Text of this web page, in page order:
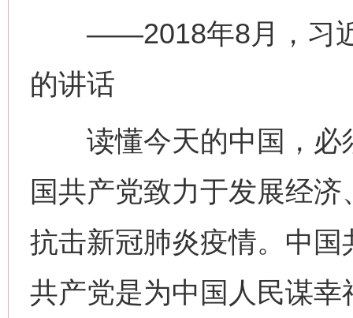
——2018年8月，习近
的讲话
读懂今天的中国，必
国共产党致力于发展经
抗击新冠肺炎疫情。中
共产党是为中国人民谋